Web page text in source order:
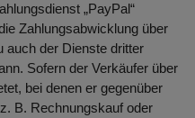
„PayPal“
Zahlungsabwicklung über
auch der Dienste dritter
Sofern der Verkäufer über
bei denen er gegenüber
B. Rechnungskauf oder